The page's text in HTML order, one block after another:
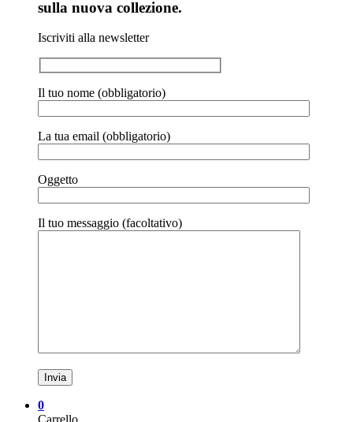
sulla nuova collezione.
Iscriviti alla newsletter
Il tuo nome (obbligatorio)
La tua email (obbligatorio)
Oggetto
Il tuo messaggio (facoltativo)
0
Carrello